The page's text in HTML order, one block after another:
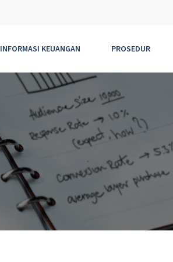
INFORMASI KEUANGAN PROSEDUR